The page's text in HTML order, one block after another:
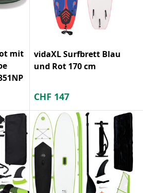
mit
vidaXL Surfbrett Blau
und Rot 170 cm
CHF 147